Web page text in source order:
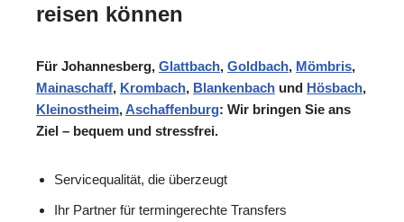
reisen können
Für Johannesberg, Glattbach, Goldbach, Mömbris,
Mainaschaff, Krombach, Blankenbach und Hösbach,
Kleinostheim,Aschaffenburg: Wir bringen Sie ans
Ziel – bequem und stressfrei.
Servicequalität, die überzeugt
Ihr Partner für termingerechte Transfers